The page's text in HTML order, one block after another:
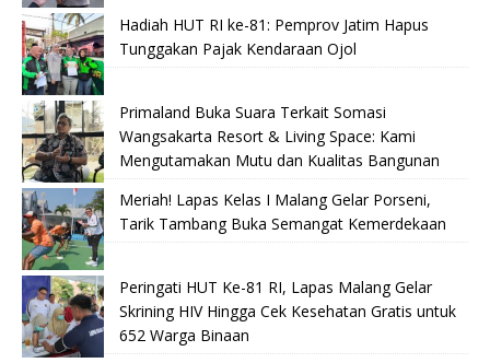
Hadiah HUT RI ke-81: Pemprov Jatim Hapus
Tunggakan Pajak Kendaraan Ojol
Primaland Buka Suara Terkait Somasi
Wangsakarta Resort & Living Space: Kami
Mengutamakan Mutu dan Kualitas Bangunan
Meriah! Lapas Kelas I Malang Gelar Porseni,
Tarik Tambang Buka Semangat Kemerdekaan
Peringati HUT Ke-81 RI, Lapas Malang Gelar
Skrining HIV Hingga Cek Kesehatan Gratis untuk
652 Warga Binaan